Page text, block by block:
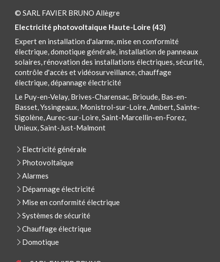
© SARL FAVIER BRUNO Allègre
Electricité photovoltaique Haute-Loire (43)
Expert en installation d'alarme, mise en conformité
électrique, domotique générale, installation de panneaux
solaires, rénovation des installations électriques, sécurité,
contrôle d'accès et vidéosurveillance, chauffage
électrique, dépannage électricité
Le Puy-en-Velay, Brives-Charensac, Brioude, Bas-en-
Basset, Yssingeaux, Monistrol-sur-Loire, Ambert, Sainte-
Sigolène, Aurec-sur-Loire, Saint-Marcellin-en-Forez,
Unieux, Saint-Just-Malmont
Electricité générale
Photovoltaïque
Alarmes
Dépannage électricité
Mise en conformité électrique
Systèmes de sécurité
Chauffage électrique
Domotique